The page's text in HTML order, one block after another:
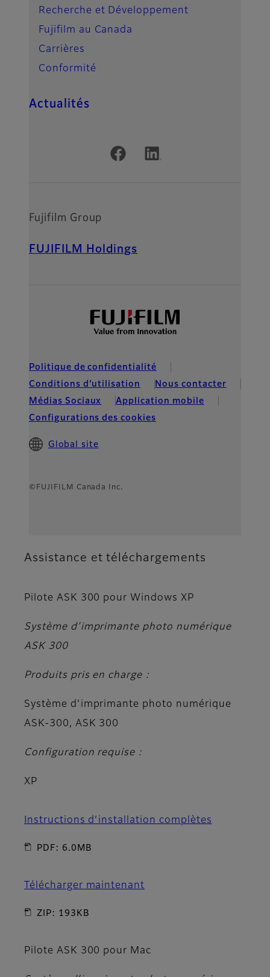
Recherche et Développement
Fujifilm au Canada
Carrières
Conformité
Actualités
Official Social Media Accounts
Fujifilm Group
FUJIFILM Holdings
Politique de confidentialité
Conditions d’utilisation
Nous contacter
Médias Sociaux
Application mobile
Configurations des cookies
Global site
©FUJIFILM Canada Inc.
Assistance et téléchargements
Pilote ASK 300 pour Windows XP
Système d’imprimante photo numérique
ASK 300
Produits pris en charge :
Système d’imprimante photo numérique
ASK-300, ASK 300
Configuration requise :
XP
Instructions d’installation complètes
PDF: 6.0MB
Télécharger maintenant
ZIP: 193KB
Pilote ASK 300 pour Mac